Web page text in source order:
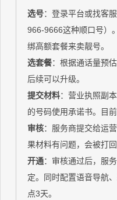
选号：登录平台或找客
966-9666这种顺口号）
绑高额套餐来卖靓号。
选套餐：根据通话量预
后续可以升级。
提交材料：营业执照副
的号码使用承诺书。目
审核：服务商提交给运
果材料有问题，会被打回
开通：审核通过后，服
定。同时配置语音导航
点3天。